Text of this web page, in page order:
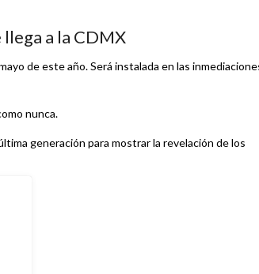
a la CDMX
de este año. Será instalada en las
nunca.
generación para mostrar la revelación de los